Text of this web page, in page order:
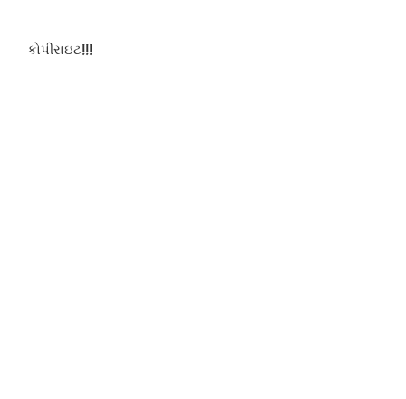
તમારા અભિપ્રાયો મને પહોંચાડવા માટે દરેક પોસ્ટ
કોપીરાઇટ!!!